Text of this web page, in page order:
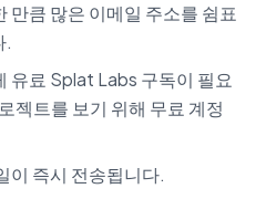
큼 많은 이메일 주소를 쉼표
.
유료 Splat Labs 구독이 필요
젝트를 보기 위해 무료 계정
즉시 전송됩니다.